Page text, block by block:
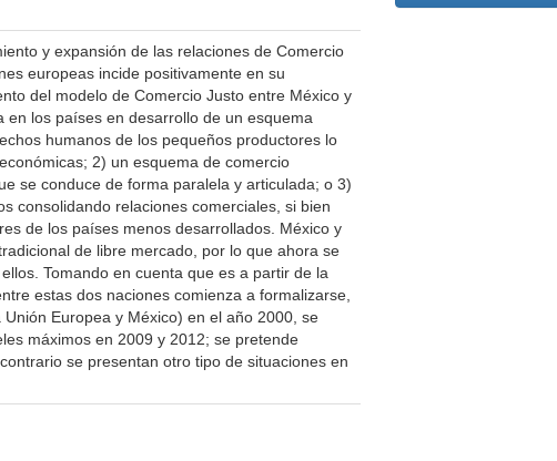
y expansión de las relaciones de Comercio
europeas incide positivamente en su
del modelo de Comercio Justo entre México y
los países en desarrollo de un esquema
humanos de los pequeños productores lo
2) un esquema de comercio
se conduce de forma paralela y articulada; o 3)
consolidando relaciones comerciales, si bien
de los países menos desarrollados. México y
de libre mercado, por lo que ahora se
Tomando en cuenta que es a partir de la
estas dos naciones comienza a formalizarse,
Europea y México) en el año 2000, se
máximos en 2009 y 2012; se pretende
se presentan otro tipo de situaciones en